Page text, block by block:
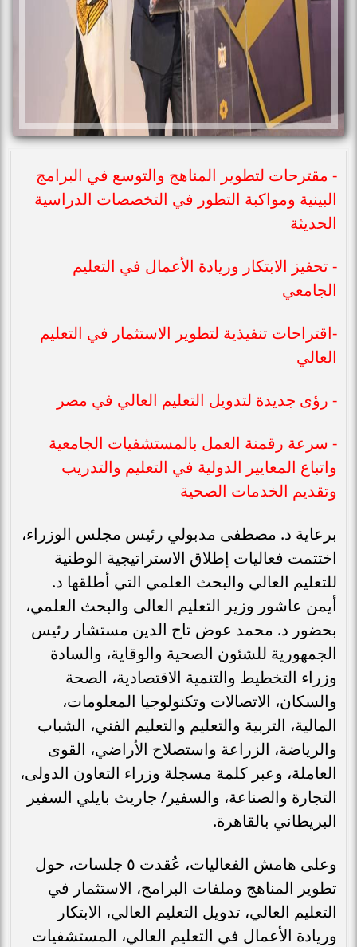
- مقترحات لتطوير المناهج والتوسع في البرامج
البينية ومواكبة التطور في التخصصات الدراسية
الحديثة
- تحفيز الابتكار وريادة الأعمال في التعليم
الجامعي
-اقتراحات تنفيذية لتطوير الاستثمار في التعليم
العالي
- رؤى جديدة لتدويل التعليم العالي في مصر
- سرعة رقمنة العمل بالمستشفيات الجامعية
واتباع المعايير الدولية في التعليم والتدريب
وتقديم الخدمات الصحية
برعاية د. مصطفى مدبولي رئيس مجلس الوزراء،
اختتمت فعاليات إطلاق الاستراتيجية الوطنية
للتعليم العالي والبحث العلمي التي أطلقها د.
أيمن عاشور وزير التعليم العالى والبحث العلمي،
بحضور د. محمد عوض تاج الدين مستشار رئيس
الجمهورية للشئون الصحية والوقاية، والسادة
وزراء التخطيط والتنمية الاقتصادية، الصحة
والسكان، الاتصالات وتكنولوجيا المعلومات،
المالية، التربية والتعليم والتعليم الفني، الشباب
والرياضة، الزراعة واستصلاح الأراضي، القوى
العاملة، وعبر كلمة مسجلة وزراء التعاون الدولى،
التجارة والصناعة، والسفير/ جاريث بايلي السفير
البريطاني بالقاهرة.
وعلى هامش الفعاليات، عُقدت ٥ جلسات، حول
تطوير المناهج وملفات البرامج، الاستثمار في
التعليم العالي، تدويل التعليم العالي، الابتكار
وريادة الأعمال في التعليم العالي، المستشفيات